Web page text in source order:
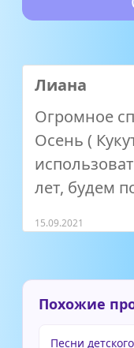
Лиана
Огромное
Осень (
лет, будем
15.09.2021
Похожие
Песни